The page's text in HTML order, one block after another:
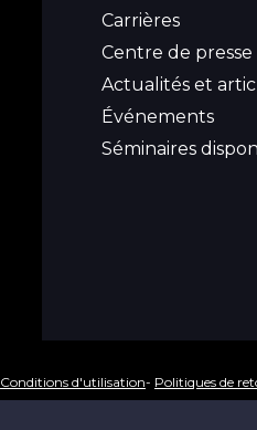
Carrières
Centre de presse
Actualités et
Événements
Séminaires
Conditions d'utilisation- Politiques de